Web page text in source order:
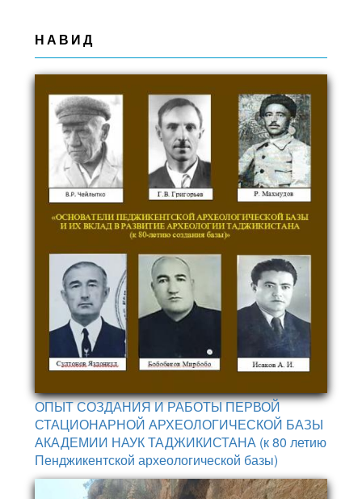
НАВИД
ОПЫТ СОЗДАНИЯ И РАБОТЫ ПЕРВОЙ
СТАЦИОНАРНОЙ АРХЕОЛОГИЧЕСКОЙ БАЗЫ
АКАДЕМИИ НАУК ТАДЖИКИСТАНА (к 80 летию
Пенджикентской археологической базы)